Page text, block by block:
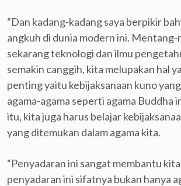
“Dan kadang-kadang saya berpikir
angkuh di dunia modern ini.
sekarang teknologi dan ilmu
semakin canggih, kita melupakan hal
penting yaitu kebijaksanaan kuno
agama-agama seperti agama Buddha
itu, kita juga harus belajar
yang ditemukan dalam agama kita.
“Penyadaran ini sangat membantu
penyadaran ini sifatnya bukan hanya